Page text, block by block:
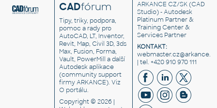
CADfórum
Tipy, triky, podpora,
pomoc a rady pro
AutoCAD, LT, Inventor,
Revit, Map, Civil 3D, 3ds
Max, Fusion, Forma,
Vault, PowerMill a další
Autodesk aplikace
(community support
firmy ARKANCE). Viz
O portálu.
Copyright © 2026 |
ARKANCE CZ/SK(CAD
Studio) - Autodesk
Platinum Partner &
Training Center &
Services Partner
KONTAKT:
| tel. +420 910 970 111